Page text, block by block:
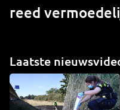
reed
Laatste